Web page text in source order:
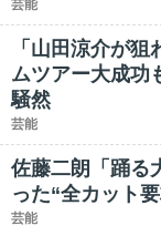
芸能
「山田涼介が
ムツアー大成功
騒然
芸能
佐藤二朗「踊る
った“全カット
芸能